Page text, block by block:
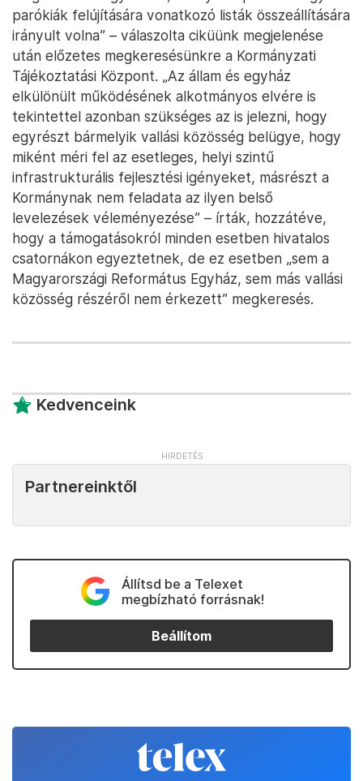
parókiák felújítására vonatkozó listák összeállítására
irányult volna” – válaszolta ciküünk megjelenése
után előzetes megkeresésünkre a Kormányzati
Tájékoztatási Központ. „Az állam és egyház
elkülönült működésének alkotmányos elvére is
tekintettel azonban szükséges az is jelezni, hogy
egyrészt bármelyik vallási közösség belügye, hogy
miként méri fel az esetleges, helyi szintű
infrastrukturális fejlesztési igényeket, másrészt a
Kormánynak nem feladata az ilyen belső
levelezések véleményezése” – írták, hozzátéve,
hogy a támogatásokról minden esetben hivatalos
csatornákon egyeztetnek, de ez esetben „sem a
Magyarországi Református Egyház, sem más vallási
közösség részéről nem érkezett” megkeresés.
Kedvenceink
Partnereinktől
Állítsd be a Telexet
megbízható forrásnak!
Beállítom